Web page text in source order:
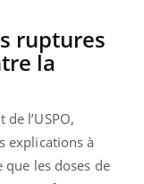
ruptures
la
l’USPO,
explications à
que les doses de